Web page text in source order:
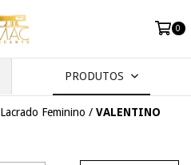
0
PRODUTOS
Lacrado Feminino / VALENTINO